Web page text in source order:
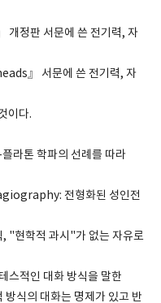
개정판 서문에 쓴 전기력, 자
』 서문에 쓴 전기력, 자
이다.
라톤 학파의 선례를 따라
전형화된 성인전
"현학적 과시"가 없는 자유로
적인 대화 방식을 말한
방식의 대화는 명제가 있고 반